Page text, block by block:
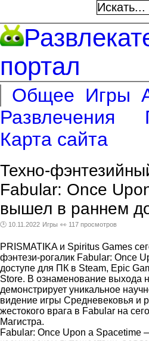
портал
Общее Игры
Развлечения
Карта сайта
Техно-
Fabular: Once
вышел в раннем
🕑 10.11.2022 Игры 👀 117 просмотров
PRISMATIKA и Spiritus Games
фэнтези-рогалик Fabular: Once
доступе для ПК в Steam, Epic
Store. В ознаменование выхода
демонстрирует уникальное
видение игры Средневековья и
жестокого врага в Fabular на
Магистра.
Fabular: Once Upon a Spacetime